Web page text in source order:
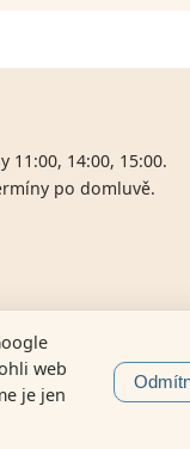
11:00, 14:00, 15:00.
po domluvě.
web
je jen